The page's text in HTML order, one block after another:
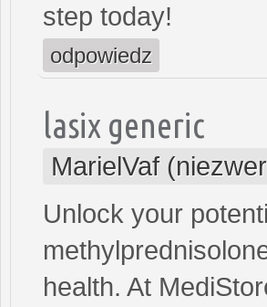
step today!
odpowiedz
lasix generic
MarielVaf
Unlock your
health. At